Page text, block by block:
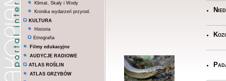
Klimat, Skały i Wody
Kronika wydarzeń przyrod.
KULTURA
Historia
Etnografia
Filmy edukacyjne
AUDYCJE RADIOWE
ATLAS ROŚLIN
ATLAS GRZYBÓW